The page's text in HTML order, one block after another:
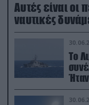
Aυτές είναι οι
ναυτικές
Το